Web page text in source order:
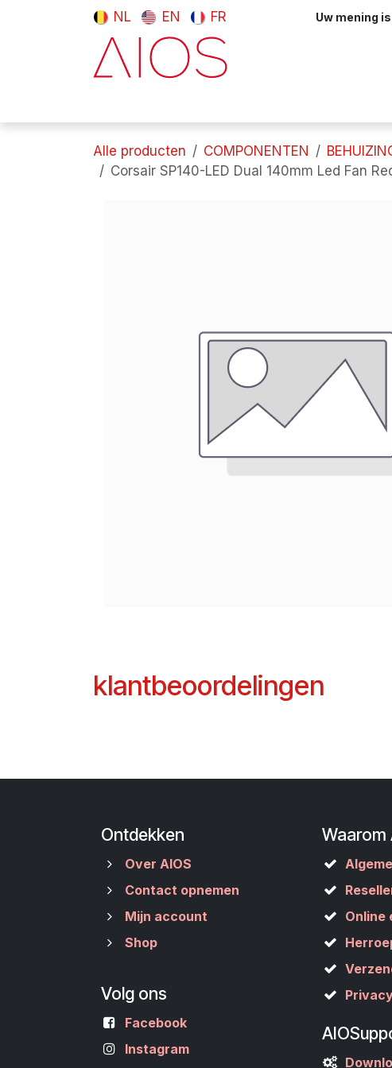
Overslaan naar inhoud
NL EN FR Uw mening
Alle producten COMPONENTEN
Corsair SP140-LED Dual 140mm Led Fan
klantbeoordelingen
Ontdekken
Over AIOS
Contact opnemen
Mijn account
Shop
Waarom
Online
Volg ons
Facebook
Instagram